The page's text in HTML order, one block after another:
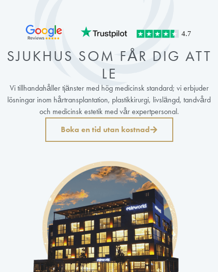
SJUKHUS SOM FÅR DIG ATT
LE
Vi tillhandahåller tjänster med hög medicinsk standard; vi erbjuder
lösningar inom hårtransplantation, plastikkirurgi, livslängd, tandvård
och medicinsk estetik med vår expertpersonal.
Boka en tid utan kostnad